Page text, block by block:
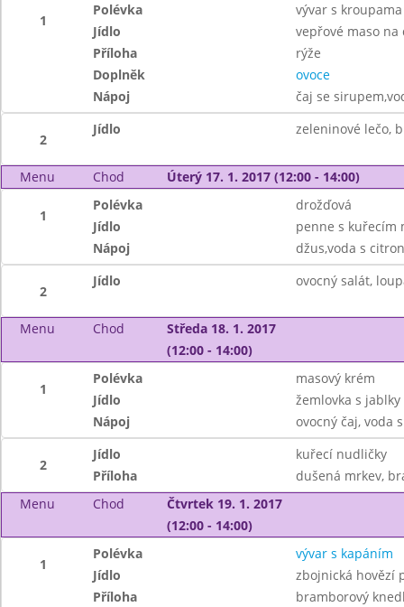
1
Polévka
vývar s kroupama
Jídlo
vepřové maso na
Příloha
rýže
Doplněk
ovoce
Nápoj
čaj se
2
Jídlo zeleninové lečo,
Menu Chod Úterý 17. 1. 2017 (12:00 - 14:00)
1
Polévka
drožďová
Jídlo
penne s kuřecím
Nápoj
džus,voda s
2
Jídlo ovocný salát,
Menu Chod
Středa 18. 1. 2017
(12:00 - 14:00)
1
Polévka
masový krém
Jídlo
žemlovka s
Nápoj
ovocný čaj, voda
2
Jídlo
kuřecí nudličky
Příloha
dušená mrkev,
Menu
Chod
Čtvrtek 19. 1. 2017
(12:00 - 14:00)
1
Polévka
vývar s kapáním
Jídlo
zbojnická hovězí
Příloha
bramborový